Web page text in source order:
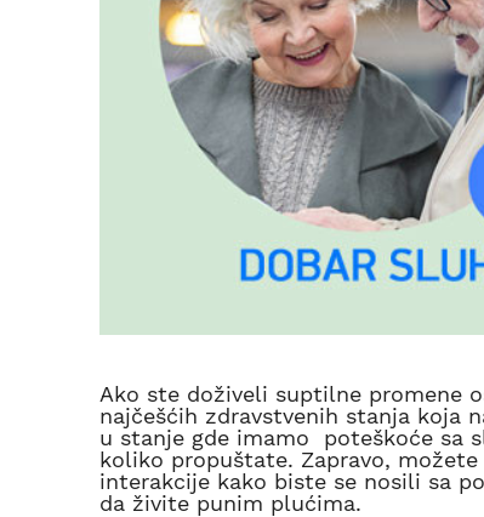
Ako ste doživeli suptilne promene
najčešćih zdravstvenih stanja koja
u stanje gde imamo poteškoće sa
koliko propuštate. Zapravo,
interakcije kako biste se nosili sa
da živite punim plućima.